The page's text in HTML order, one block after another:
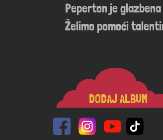
Peperton je
Želimo pomoći
DODAJ ALBUM